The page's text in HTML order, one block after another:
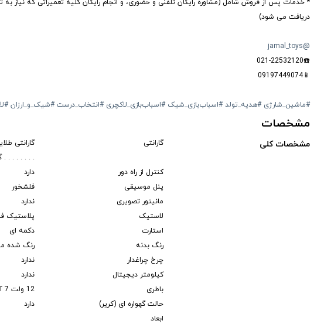
* خدمات پس از فروش شامل (مشاوره رایگان تلفنی و حضوری، و انجام رایگان کلیه تعمیراتی که نیاز
دریافت می شود)
@jamal_toys
☎️021-22532120
📱09197449074
#ماشین_شارژی #هدیه_تولد #اسباب‌بازی_شیک #اسباب‌بازی_لاکچری #انتخاب_درست #شیک_و_ارزان
مشخصات
مشخصات کلی گارانتی
گارانتی
. . . . . . . .
کنترل از راه دور
دارد
پنل موسیقی
فلشخور
مانیتور تصویری
ندارد
لاستیک
پلاستیک
استارت
دکمه ای
رنگ بدنه
رنگ شده
چرخ چراغدار
ندارد
کیلومتر دیجیتال
ندارد
باطری
12 ولت 7 آمپر
حالت گهواره ای (کریر)
دارد
ابعاد